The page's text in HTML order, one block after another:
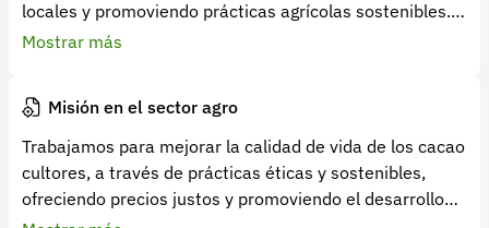
locales y promoviendo prácticas agrícolas sostenibles.
Nuestro objetivo es ofrecer productos que deleiten a
Mostrar más
Misión en el sector agro
Trabajamos para mejorar la calidad de vida de los cacao
cultores, a través de prácticas éticas y sostenibles,
ofreciendo precios justos y promoviendo el desarrollo